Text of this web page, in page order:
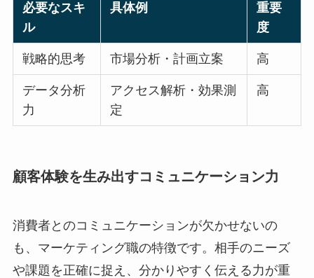
必要なスキ
ル
具体例
重要
度
戦略的思考 市場分析・計画立案 高
データ分析
力
アクセス解析・効果測
定
高
顧客体験を生み出すコミュニケーション力
消費者とのコミュニケーションが欠かせないの
も、マーケティング職の特徴です。相手のニーズ
や課題を正確に捉え、分かりやすく伝える力が重